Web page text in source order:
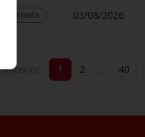
Encerrado 03/08/2026
Anterior 1 2 … 40